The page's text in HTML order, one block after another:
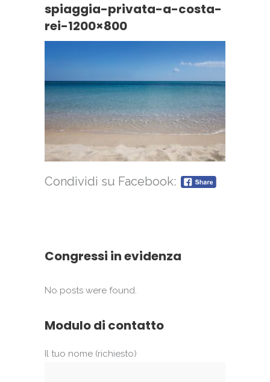
spiaggia-privata-a-costa-
rei-1200×800
Condividi su Facebook:
Congressi in evidenza
No posts were found.
Modulo di contatto
Il tuo nome (richiesto)